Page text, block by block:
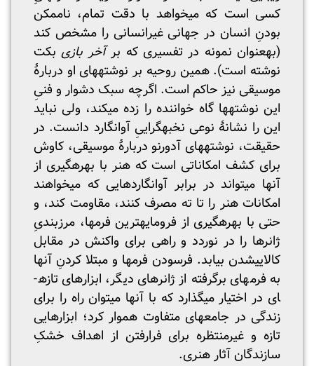
کسی است که می­خواهد با دقت تمام، ناممکن
بودنِ انسان در جهانی غیرانسانی را مشخص کند
(به­عنوان نمونه در تفسیری که برآخر بازیبکت
نوشته است). همین روحیه بر نوشته­های او دربارۀ
موسیقی نیز حاکم است. اگرچه سبک دشوار و فنیِ
این نوشته­ها گاه خواننده را زده می­کند، ولی نباید
این را نشانۀ نوعی نخبه­گراییِ آوانگارد دانست. در
حقیقت، نوشته­های آدورنو دربارۀ موسیقی، کاوش
برای کشف امکاناتی است که هنر با بهره­گیری از
آنها می­تواند در برابر آوانگاردهایی که می­خواهند
امکانات هنر را تا ته مصرف کنند، مقاومت کند، و
حتی با بهره­گیری از فرومایه­ترین فرم­ها، مرزبندیِ
ژانرها را در نوردد و راهی برای واکنش در مقابل
کالایی­شدن بیابد. فرسودن فرم­ها و مبتلا کردنِ آنها
به فرم­های برگرفته از ژانرهای دیگر، ابزارهای تازه­
ای در اختیار می­گذارد که با آنها می­توان راه را برای
زندگی در جامعه­ای متفاوت هموار کرد؛ ابزارهایی
تازه و غیرمنتظره برای فرارفتن از اهداف خشکِ
سازندگان آثار هنری.